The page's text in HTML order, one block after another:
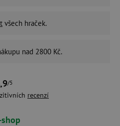
všech hraček.
nad 2800 Kč.
/5
recenzí